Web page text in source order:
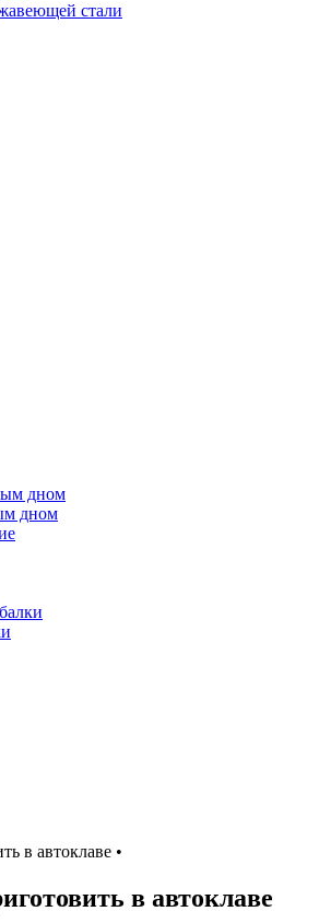
стали
дном
дном
в автоклаве •
в автоклаве